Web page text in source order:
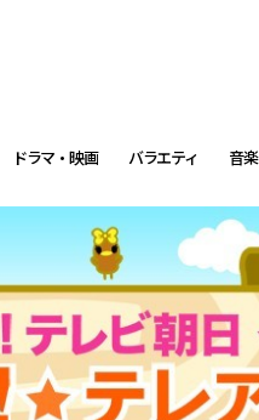
ドラマ・映画 バラエティ 音楽